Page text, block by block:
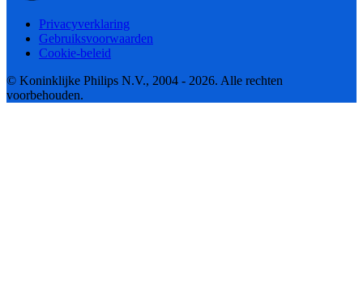
Privacyverklaring
Gebruiksvoorwaarden
Cookie-beleid
© Koninklijke Philips N.V., 2004 - 2026. Alle rechten
voorbehouden.